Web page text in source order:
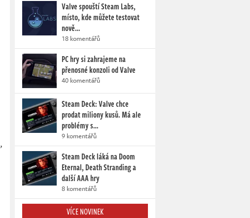
,
Valve spouští Steam Labs,
místo, kde můžete testovat
nově…
18 komentářů
PC hry si zahrajeme na
přenosné konzoli od Valve
40 komentářů
Steam Deck: Valve chce
prodat miliony kusů. Má ale
problémy s…
9 komentářů
Steam Deck láká na Doom
Eternal, Death Stranding a
další AAA hry
8 komentářů
VÍCE NOVINEK